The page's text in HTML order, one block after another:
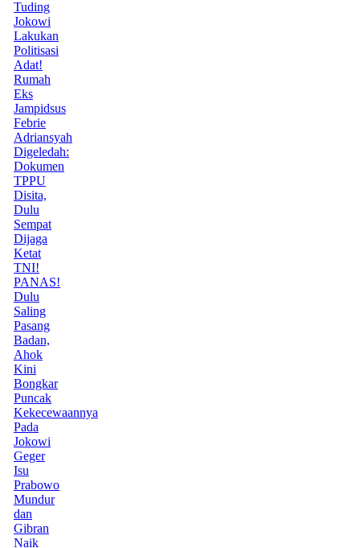
Tuding
Jokowi
Lakukan
Politisasi
Adat!
Rumah
Eks
Jampidsus
Febrie
Adriansyah
Digeledah:
Dokumen
TPPU
Disita,
Dulu
Sempat
Dijaga
Ketat
TNI!
PANAS!
Dulu
Saling
Pasang
Badan,
Ahok
Kini
Bongkar
Puncak
Kekecewaannya
Pada
Jokowi
Geger
Isu
Prabowo
Mundur
dan
Gibran
Naik